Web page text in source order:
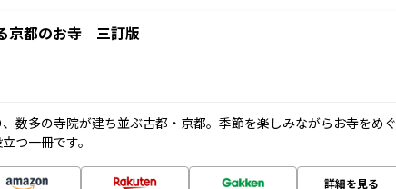
京都のお寺 三訂版
数多の寺院が建ち並ぶ古都・京都。季節を楽しみながらお寺をめぐ
つ一冊です。
詳細を見る